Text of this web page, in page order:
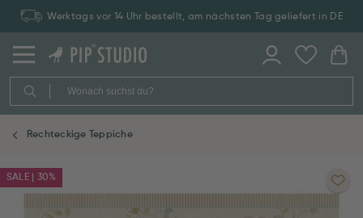
Werktags vor 14 Uhr bestellt, am nächsten Tag geliefert in DE
Rechteckige Teppiche
SALE | 30%